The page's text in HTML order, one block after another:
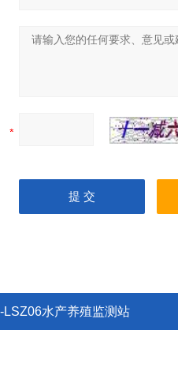
LSZ06水产养殖监测站